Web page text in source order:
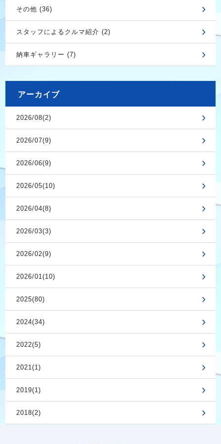
その他 (36)
スタッフによるクルマ紹介 (2)
納車ギャラリー (7)
アーカイブ
2026/08(2)
2026/07(9)
2026/06(9)
2026/05(10)
2026/04(8)
2026/03(3)
2026/02(9)
2026/01(10)
2025(80)
2024(34)
2022(5)
2021(1)
2019(1)
2018(2)